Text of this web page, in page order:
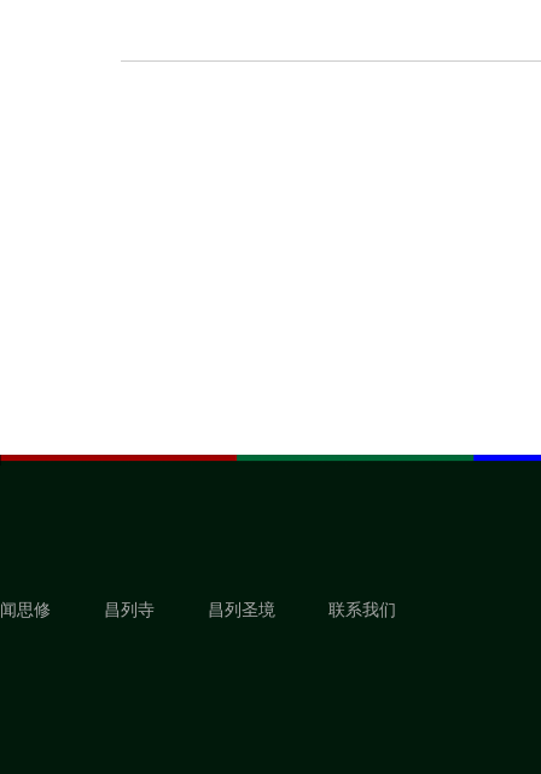
闻思修 昌列寺 昌列圣境 联系我们